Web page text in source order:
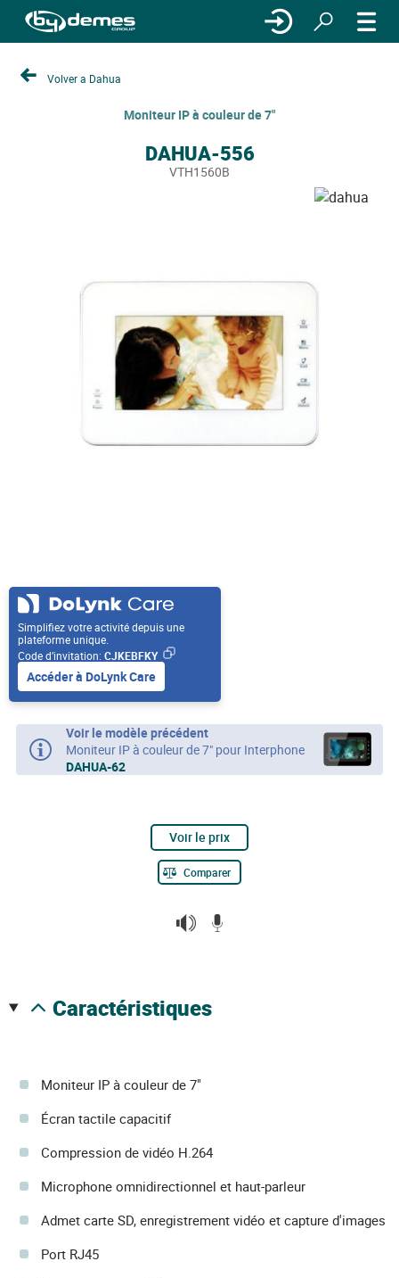
Volver a Dahua
Moniteur IP à couleur de 7"
DAHUA-556
VTH1560B
Simplifiez votre activité depuis une
plateforme unique.
Code d’invitation: CJKEBFKY
Accéder à DoLynk Care
Voir le modèle précédent
Moniteur IP à couleur de 7" pour Interphone
DAHUA-62
Voir le prix
Comparer
caractéristiques
Moniteur IP à couleur de 7"
Écran tactile capacitif
Compression de vidéo H.264
Microphone omnidirectionnel et haut-parleur
Admet carte SD, enregistrement vidéo et capture d'images
Port RJ45